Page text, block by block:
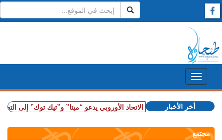
+ بعد أحداث سبتة.. الاتحاد الأوروبي يدعو “ميتا” و”تيك توك” إلى التصدي
أخر الأخبار
مجتمع